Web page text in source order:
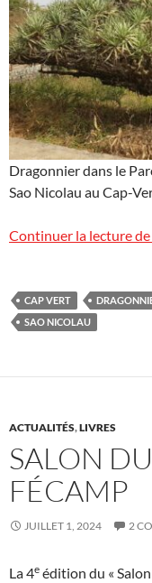
Dragonnier dans le
Sao Nicolau au Cap-
Continuer la lecture de
CAP VERT
SAO NICOLAU
ACTUALITÉS,LIVRES
SALON
FÉCAMP
JUILLET 1, 2024 2
La 4e édition du «